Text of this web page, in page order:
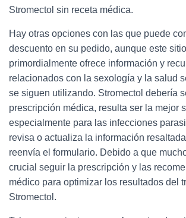
Stromectol sin receta médica.
Hay otras opciones con las que puede
descuento en su pedido, aunque este
primordialmente ofrece información y
relacionados con la sexología y la salud
se siguen utilizando. Stromectol debería
prescripción médica, resulta ser la mejor
especialmente para las infecciones
revisa o actualiza la información
reenvía el formulario. Debido a que
crucial seguir la prescripción y las
médico para optimizar los resultados del
Stromectol.